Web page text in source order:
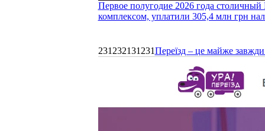
Первое полугодие 2026 года
комплексом, уплатили 305,4 млн грн
231232131231Переїзд – це майже